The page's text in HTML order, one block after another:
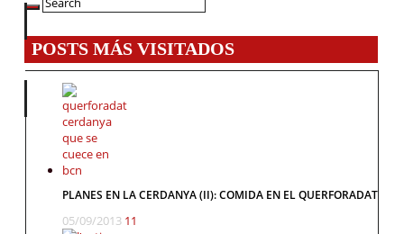
POSTS MÁS VISITADOS
PLANES EN LA CERDANYA (II): COMIDA EN EL QUERFORADAT
05/09/2013 11